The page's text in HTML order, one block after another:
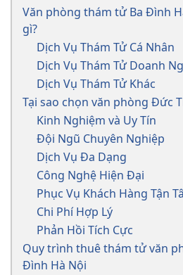
Văn phòng thám tử Ba Đình
gì?
Dịch Vụ Thám Tử Cá Nhân
Dịch Vụ Thám Tử Doanh
Dịch Vụ Thám Tử Khác
Tại sao chọn văn phòng Đức
Kinh Nghiệm và Uy Tín
Đội Ngũ Chuyên Nghiệp
Dịch Vụ Đa Dạng
Công Nghệ Hiện Đại
Phục Vụ Khách Hàng Tận
Chi Phí Hợp Lý
Phản Hồi Tích Cực
Quy trình thuê thám tử văn
Đình Hà Nội